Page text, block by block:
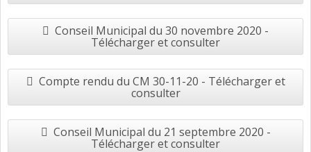
Conseil Municipal du 30 novembre 2020 -
Télécharger et consulter
Compte rendu du CM 30-11-20 - Télécharger et
consulter
Conseil Municipal du 21 septembre 2020 -
Télécharger et consulter